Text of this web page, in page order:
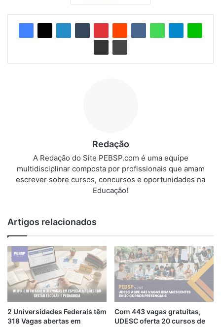
Redação
A Redação do Site PEBSP.com é uma equipe
multidisciplinar composta por profissionais que amam
escrever sobre cursos, concursos e oportunidades na
Educação!
Artigos relacionados
2 Universidades Federais têm
318 Vagas abertas em
Com 443 vagas gratuitas,
UDESC oferta 20 cursos de